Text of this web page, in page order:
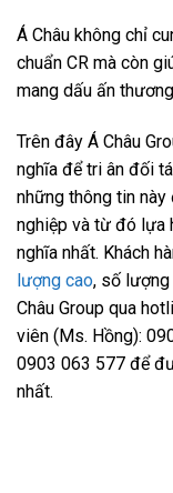
Á Châu không chỉ
chuẩn CR mà còn
mang dấu ấn
Trên đây Á Châu
nghĩa để tri ân đối
những thông tin
nghiệp và từ đó lựa
nghĩa nhất. Khách
lượng cao, số lượng
Châu Group qua
viên (Ms. Hồng):
0903 063 577 để
nhất.